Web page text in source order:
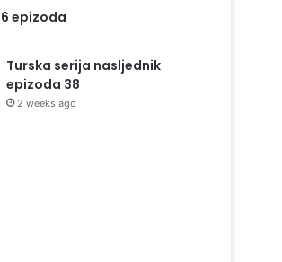
epizoda
Turska serija nasljednik
epizoda 38
2 weeks ago